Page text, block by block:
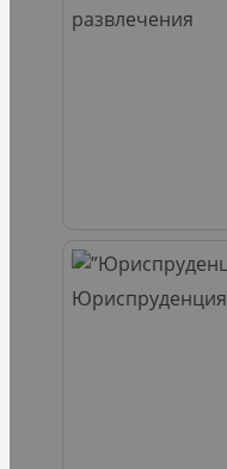
развлечения
Юриспруденция